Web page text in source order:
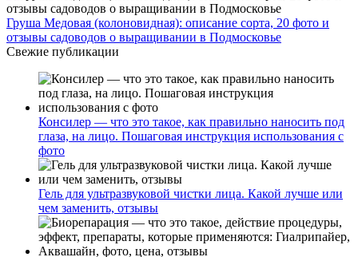
Груша Медовая (колоновидная): описание сорта, 20 фото и
отзывы садоводов о выращивании в Подмосковье
Свежие публикации
Консилер — что это такое, как правильно наносить под
глаза, на лицо. Пошаговая инструкция использования с
фото
Гель для ультразвуковой чистки лица. Какой лучше или
чем заменить, отзывы